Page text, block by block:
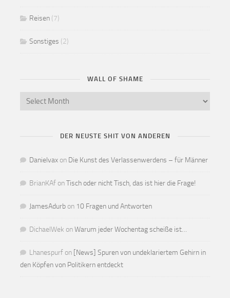
Reisen (7)
Sonstiges (2)
WALL OF SHAME
DER NEUSTE SHIT VON ANDEREN
Danielvax on Die Kunst des Verlassenwerdens – für Männer
BrianKAf onTisch oder nicht Tisch, das ist hier die Frage!
JamesAdurb on 10 Fragen und Antworten
DichaelWek onWarum jeder Wochentag scheiße ist…
Lhanespurf on [News] Spuren von undeklariertem Gehirn in
den Köpfen von Politikern entdeckt